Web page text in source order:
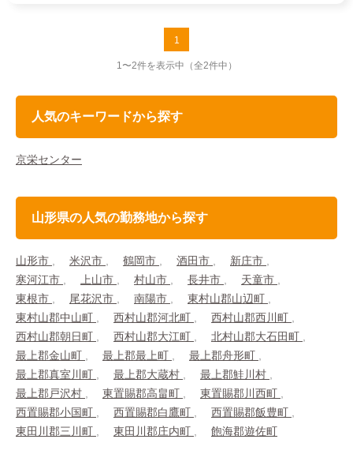
1
1〜2件を表示中 （全2件中）
人気のキーワードから探す
京栄センター
山形県の人気の勤務地から探す
山形市 米沢市 鶴岡市 酒田市
新庄市
寒河江市
上山市 村山市 長井市
天童市
東根市
尾花沢市 南陽市
東村山郡山辺町
東村山郡中山町
西村山郡河北町
西村山郡西川町
西村山郡朝日町
西村山郡大江町
北村山郡大石田町
最上郡金山町
最上郡最上町
最上郡舟形町
最上郡真室川町
最上郡大蔵村
最上郡鮭川村
最上郡戸沢村
東置賜郡高畠町
東置賜郡川西町
西置賜郡小国町
西置賜郡白鷹町
西置賜郡飯豊町
東田川郡三川町
東田川郡庄内町 飽海郡遊佐町